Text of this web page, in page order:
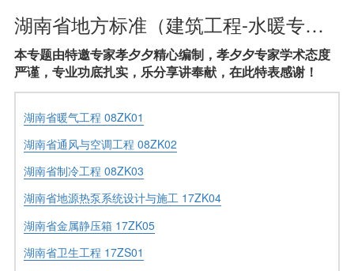
湖南省地方标准（建筑工程-水暖专业-参考标准）
本专题由特邀专家孝夕夕精心编制，孝夕夕专家学术态度
严谨，专业功底扎实，乐分享讲奉献，在此特表感谢！
湖南省暖气工程 08ZK01
湖南省通风与空调工程 08ZK02
湖南省制冷工程 08ZK03
湖南省地源热泵系统设计与施工 17ZK04
湖南省金属静压箱 17ZK05
湖南省卫生工程 17ZS01